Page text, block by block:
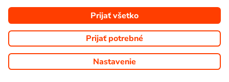
Prijať všetko
Prijať potrebné
Nastavenie